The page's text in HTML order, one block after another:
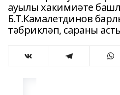
ауылы хакимиәте
Б.Т.Камалетдинов
тәбрикләп, сараны